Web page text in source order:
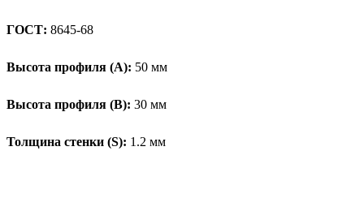
ГОСТ: 8645-68
Высота профиля (А): 50 мм
Высота профиля (B): 30 мм
Толщина стенки (S): 1.2 мм